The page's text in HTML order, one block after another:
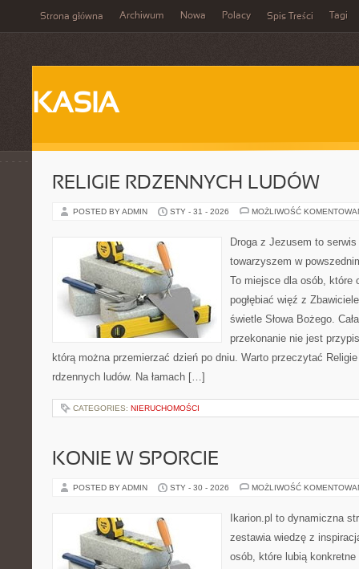
Strona główna Archiwum Nowa Polacy Spis Treści Tagi
KASIA
RELIGIE RDZENNYCH LUDÓW
POSTED BY ADMIN STY - 31 - 2026 MOŻLIWOŚĆ
Droga z Jezusem to
towarzyszem w
To miejsce dla osób, które
pogłębiać więź z
świetle Słowa Bożego.
przekonanie nie jest
którą można przemierzać dzień po dniu. Warto przeczytać
rdzennych ludów. Na łamach […]
CATEGORIES: NIERUCHOMOŚCI
KONIE W SPORCIE
POSTED BY ADMIN STY - 30 - 2026 MOŻLIWOŚĆ
Ikarion.pl to dynamiczna
zestawia wiedzę z
osób, które lubią